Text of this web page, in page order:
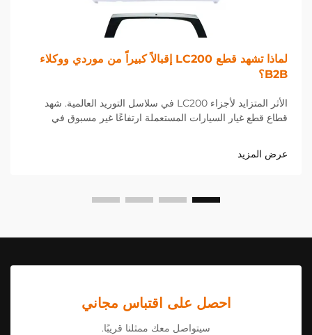
لماذا تشهد قطع LC200 إقبالاً كبيراً من موردي ووكلاء
B2B؟
الأثر المتزايد لأجزاء LC200 في سلاسل التوريد العالمية. شهد
قطاع قطع غيار السيارات المستعملة ارتفاعًا غير مسبوق في
للموردين والموزعين حول العالم.
عرض المزيد
احصل على اقتباس مجاني
سيتواصل معك ممثلنا قريبًا.